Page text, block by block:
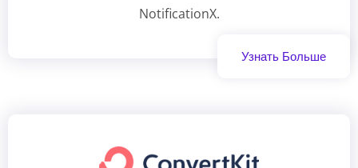
NotificationX.
Узнать Больше